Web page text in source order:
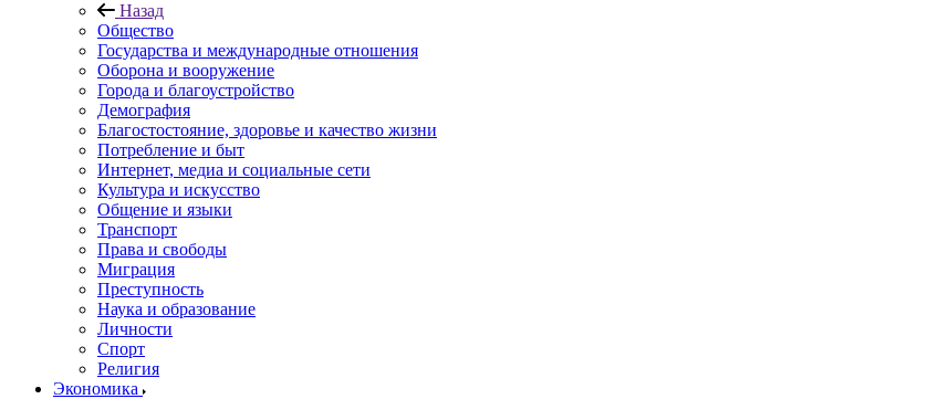
Назад
Общество
Государства и международные отношения
Оборона и вооружение
Города и благоустройство
Демография
Благостостояние, здоровье и качество жизни
Потребление и быт
Интернет, медиа и социальные сети
Культура и искусство
Общение и языки
Транспорт
Права и свободы
Миграция
Преступность
Наука и образование
Личности
Спорт
Религия
Экономика